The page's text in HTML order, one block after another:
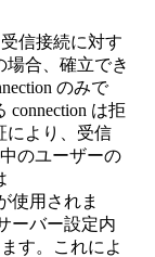
信接続に対す
場合、確立でき
のみで
は拒
により、受信
のユーザーの
使用されま
ーバー設定内
す。これによ